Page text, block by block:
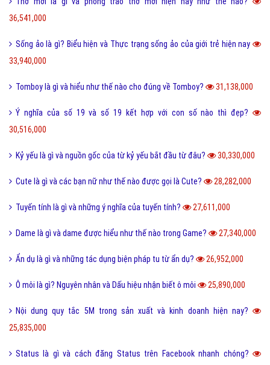
36,541,000
Sống ảo là gì? Biểu hiện và Thực trạng sống ảo của giới trẻ hiện nay
33,940,000
Tomboy là gì và hiểu như thế nào cho đúng về Tomboy? 31,138,000
Ý nghĩa của số 19 và số 19 kết hợp với con số nào thì đẹp?
30,516,000
Kỷ yếu là gì và nguồn gốc của từ kỷ yếu bắt đầu từ đâu? 30,330,000
Cute là gì và các bạn nữ như thế nào được gọi là Cute? 28,282,000
Tuyến tính là gì và những ý nghĩa của tuyến tính? 27,611,000
Dame là gì và dame được hiểu như thế nào trong Game? 27,340,000
Ẩn dụ là gì và những tác dụng biện pháp tu từ ẩn dụ? 26,952,000
Ô môi là gì? Nguyên nhân và Dấu hiệu nhận biết ô môi 25,890,000
Nội dung quy tắc 5M trong sản xuất và kinh doanh hiện nay?
25,835,000
Status là gì và cách đăng Status trên Facebook nhanh chóng?